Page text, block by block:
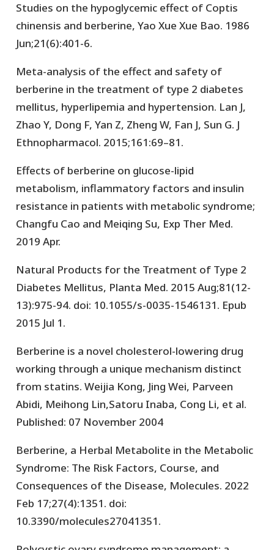
Studies on the hypoglycemic effect of Coptis
chinensis and berberine, Yao Xue Xue Bao. 1986
Jun;21(6):401-6.
Meta-analysis of the effect and safety of
berberine in the treatment of type 2 diabetes
mellitus, hyperlipemia and hypertension. Lan J,
Zhao Y, Dong F, Yan Z, Zheng W, Fan J, Sun G. J
Ethnopharmacol. 2015;161:69–81.
Effects of berberine on glucose-lipid
metabolism, inflammatory factors and insulin
resistance in patients with metabolic syndrome;
Changfu Cao and Meiqing Su, Exp Ther Med.
2019 Apr.
Natural Products for the Treatment of Type 2
Diabetes Mellitus, Planta Med. 2015 Aug;81(12-
13):975-94. doi: 10.1055/s-0035-1546131. Epub
2015 Jul 1.
Berberine is a novel cholesterol-lowering drug
working through a unique mechanism distinct
from statins. Weijia Kong, Jing Wei, Parveen
Abidi, Meihong Lin,Satoru Inaba, Cong Li, et al.
Published: 07 November 2004
Berberine, a Herbal Metabolite in the Metabolic
Syndrome: The Risk Factors, Course, and
Consequences of the Disease, Molecules. 2022
Feb 17;27(4):1351. doi:
10.3390/molecules27041351.